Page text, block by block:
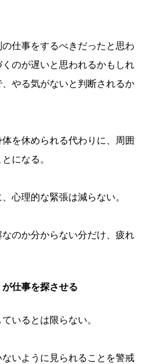
仕事をするべきだったと思わ
のが遅いと思われるかもしれ
やる気がないと判断されるか
を休められる代わりに、周囲
になる。
心理的な緊張は減らない。
のか分からない分だけ、疲れ
が仕事を探させる
いるとは限らない。
いように見られることを警戒